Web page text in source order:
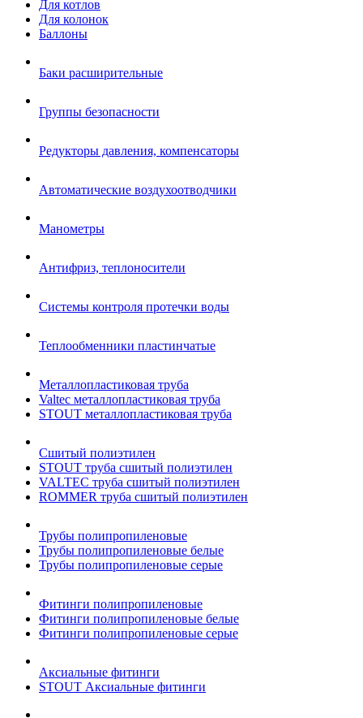
Для котлов
Для колонок
Баллоны
Баки расширительные
Группы безопасности
Редукторы давления, компенсаторы
Автоматические воздухоотводчики
Манометры
Антифриз, теплоносители
Системы контроля протечки воды
Теплообменники пластинчатые
Металлопластиковая труба
Valtec металлопластиковая труба
STOUT металлопластиковая труба
Сшитый полиэтилен
STOUT труба сшитый полиэтилен
VALTEC труба сшитый полиэтилен
ROMMER труба сшитый полиэтилен
Трубы полипропиленовые
Трубы полипропиленовые белые
Трубы полипропиленовые серые
Фитинги полипропиленовые
Фитинги полипропиленовые белые
Фитинги полипропиленовые серые
Аксиальные фитинги
STOUT Аксиальные фитинги